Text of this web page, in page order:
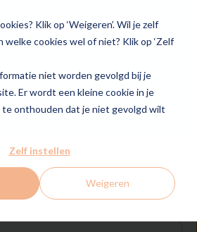
Klik op ‘Weigeren’. Wil je zelf
welke cookies wel of niet? Klik op ‘Zelf
niet worden gevolgd bij je
Er wordt een kleine cookie in je
onthouden dat je niet gevolgd wilt
Zelf instellen
Weigeren
kom je terecht in een jonge, hippe
wat werkervaring in een ziekenhuis
Zoek je flexibiliteit en veel
elke dag bij?
projectverpleegkundige.